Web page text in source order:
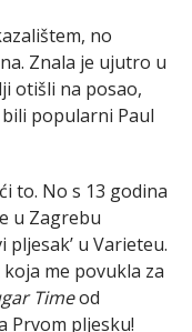
no
Znala je ujutro u
otišli na posao,
popularni Paul
to. No s 13 godina
u Zagrebu
u Varieteu.
koja me povukla za
Timeod
Prvom pljesku!